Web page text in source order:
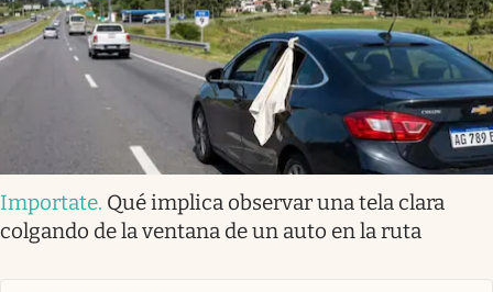
Importate. Qué implica observar una tela clara
colgando de la ventana de un auto en la ruta